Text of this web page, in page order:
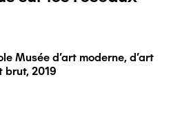
Musée d'art moderne, d'art
brut, 2019